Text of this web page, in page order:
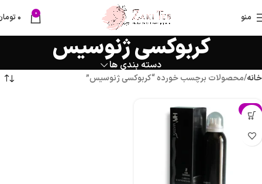
منو 0 ۰
کربوکسی ژنوسیس
دسته بندی ها
خانه محصولات برچسب خورده “کربوکسی ژنوسیس”
-4%